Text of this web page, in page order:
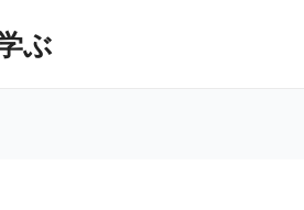
ぶ